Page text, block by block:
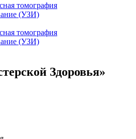
томография
(УЗИ)
томография
(УЗИ)
Здоровья»